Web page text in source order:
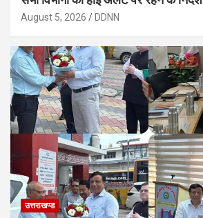
August 5, 2026 DDNN
उत्तराखण्ड